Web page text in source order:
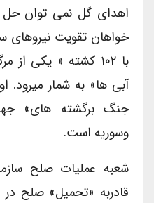
اهدای گل نمی توان حل
خواهان تقویت نیروهای
با ۱۰۲ کشته « یکی از
آبی ها» به شمار میرود. او
جنگ برگشته های»
وسوریه است.
شعبه عملیات صلح
قادربه «تحمیل» صلح